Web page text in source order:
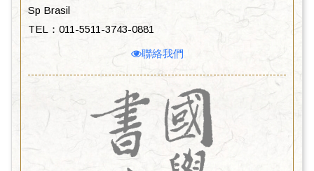
Sp Brasil
TEL：011-5511-3743-0881
聯絡我們